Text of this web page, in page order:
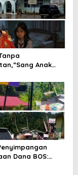
Anak
ke Ranah
Dana BOS: